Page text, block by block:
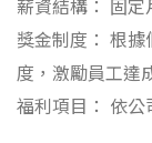
薪資結構： 固定
獎金制度： 根
度，激勵員工達
福利項目： 依公